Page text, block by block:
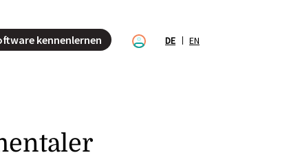
kennenlernen DE EN